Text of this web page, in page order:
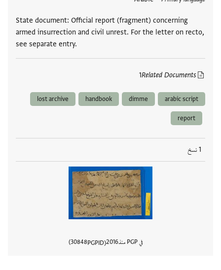
State document: Official report (fragment) concerning
armed insurrection and civil unrest. For the letter on recto,
see separate entry.
Related Documents
1
arabic script
dimme
handbook
lost archive
report
1 نسخ
في PGP منذ 2016
PGPID
30848